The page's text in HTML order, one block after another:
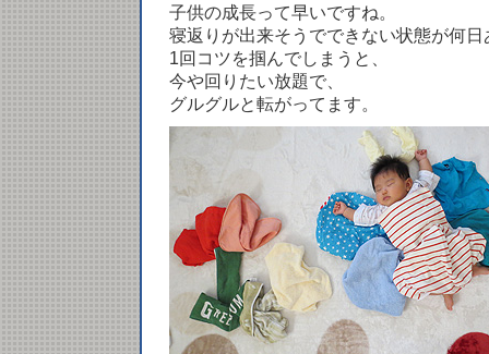
子供の成長って早いですね。
寝返りが出来そうでできない状態が何
1回コツを掴んでしまうと、
今や回りたい放題で、
グルグルと転がってます。